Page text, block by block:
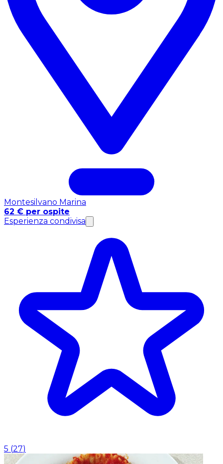
Montesilvano Marina
62 € per ospite
Esperienza condivisa
5 (27)